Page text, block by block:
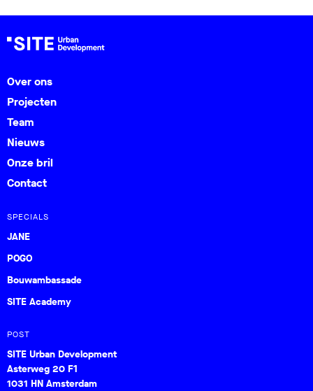
Over ons
Projecten
Team
Nieuws
Onze bril
Contact
SPECIALS
JANE
POGO
Bouwambassade
SITE Academy
POST
SITE Urban Development
Asterweg 20 F1
1031 HN Amsterdam